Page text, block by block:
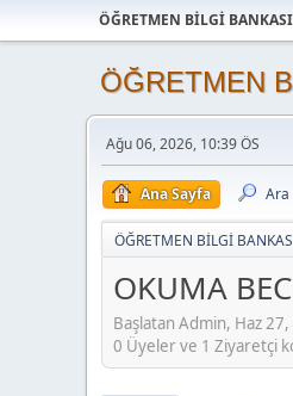
ÖĞRETMEN BİLGİ
ÖĞRETMEN
Ağu 06, 2026, 10:39 ÖS
Ana Sayfa Ara
ÖĞRETMEN BİLGİ
OKUMA
Başlatan Admin, Haz
0 Üyeler ve 1 Ziyaretçi